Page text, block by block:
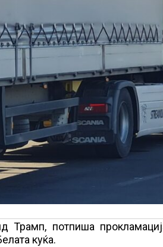
Трамп, потпиша
куќа.